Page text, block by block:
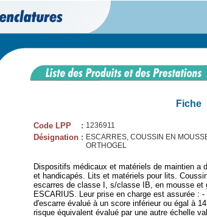
Fiche
Code LPP : 1236911
Désignation : ESCARRES, COUSSIN EN
ORTHOGEL
Dispositifs médicaux et matériels de maintien a
et handicapés. Lits et matériels pour lits.
escarres de classe I, s/classe IB, en mousse et
ESCARIUS. Leur prise en charge est assurée :
d'escarre évalué à un score inférieur ou égal à
risque équivalent évalué par une autre échelle